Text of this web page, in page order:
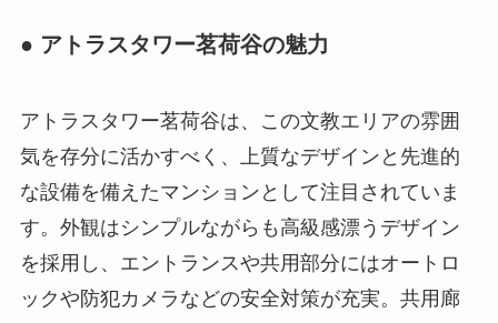
● アトラスタワー茗荷谷の魅力
アトラスタワー茗荷谷は、この文教エリアの雰囲
気を存分に活かすべく、上質なデザインと先進的
な設備を備えたマンションとして注目されていま
す。外観はシンプルながらも高級感漂うデザイン
を採用し、エントランスや共用部分にはオートロ
ックや防犯カメラなどの安全対策が充実。共用廊